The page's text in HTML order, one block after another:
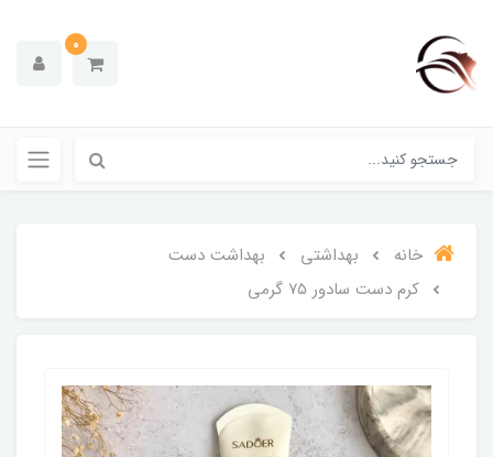
0
خانه بهداشتی
بهداشت دست
کرم دست سادور ۷۵ گرمی